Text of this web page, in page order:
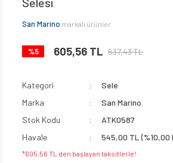
San Marino markalı ürünler
%5 605,56 TL 637,43 TL
Kategori
Sele
Marka
San Marino
Stok Kodu
ATK0587
Havale
545,00 TL (%10,00
*605,56 TL den başlayan taksitlerle!